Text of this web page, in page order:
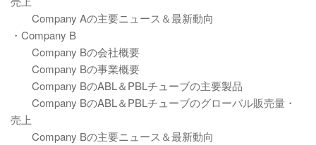
Company Aの主要ニュース＆最新動向
・Company B
Company Bの会社概要
Company Bの事業概要
Company BのABL＆PBLチューブの主要製品
Company BのABL＆PBLチューブのグローバル販売量・
売上
Company Bの主要ニュース＆最新動向